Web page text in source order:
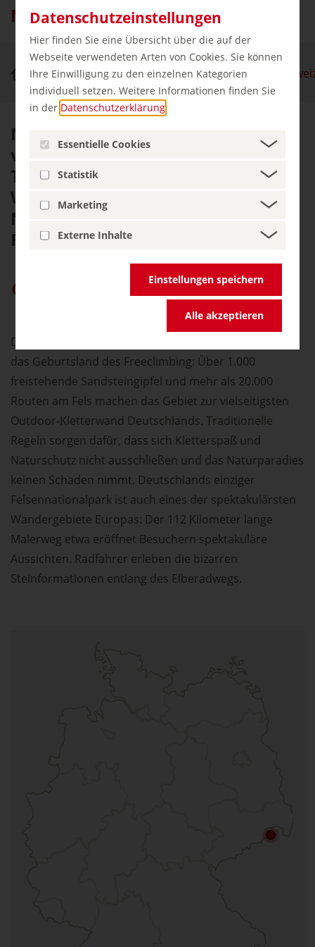
Datenschutzeinstellungen
Hier finden Sie eine Übersicht über die auf der
Webseite verwendeten Arten von Cookies. Sie können
Ihre Einwilligung zu den einzelnen Kategorien
individuell setzen. Weitere Informationen finden Sie
in der Datenschutzerklärung
Essentielle Cookies
Statistik
Marketing
Externe Inhalte
Einstellungen speichern
Alle akzeptieren
Nationalpark Sächsische Schweiz
Natur & Aktiv Nationalpark Sächsische
Nur ein paar Zugstationen südlich
von Dresden, an der Grenze zu
Tschechien, öffnet sich
Wanderern, Bergsteigern und
Naturliebhabern eine zerklüftete
Felsenwelt der Superlative.
germany.travel bei Google bevorzugen
Der Nationalpark Sächsische Schweiz ist nicht zufällig
das Geburtsland des Freeclimbing: Über 1.000
freistehende Sandsteingipfel und mehr als 20.000
Routen am Fels machen das Gebiet zur vielseitigsten
Outdoor-Kletterwand Deutschlands. Traditionelle
Regeln sorgen dafür, dass sich Kletterspaß und
Naturschutz nicht ausschließen und das Naturparadies
keinen Schaden nimmt. Deutschlands einziger
Felsennationalpark ist auch eines der spektakulärsten
Wandergebiete Europas: Der 112 Kilometer lange
Malerweg etwa eröffnet Besuchern spektakuläre
Aussichten. Radfahrer erleben die bizarren
Steinformationen entlang des Elberadwegs.